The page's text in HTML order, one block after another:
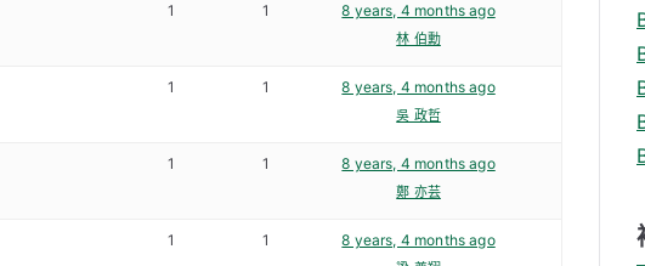
1 1 8 years, 4 months ago
林 伯勳
1 1 8 years, 4 months ago
吳 政哲
1 1 8 years, 4 months ago
鄭 亦芸
1 1 8 years, 4 months ago